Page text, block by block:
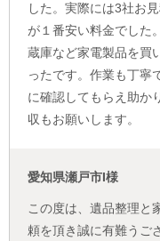
した。実際には3社お
が１番安い料金でした
蔵庫など家電製品を買
ったです。作業も丁寧
に確認してもらえ助か
収もお願いします。
愛知県瀬戸市I様
この度は、遺品整理と
頼を頂き誠に有難うご